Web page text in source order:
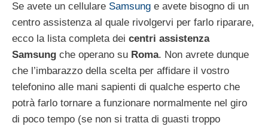
Se avete un cellulare Samsung e avete bisogno di un
centro assistenza al quale rivolgervi per farlo riparare,
ecco la lista completa dei centri assistenza
Samsung che operano su Roma. Non avrete dunque
che l’imbarazzo della scelta per affidare il vostro
telefonino alle mani sapienti di qualche esperto che
potrà farlo tornare a funzionare normalmente nel giro
di poco tempo (se non si tratta di guasti troppo